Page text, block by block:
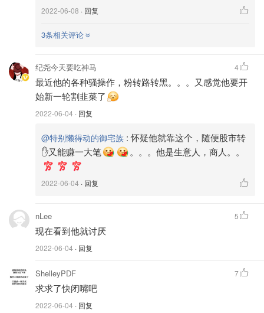
2022-06-08 · 回复
3条相关评论
纪尧今天要吃神马
最近他的各种骚操作，粉转路转黑。。。又感觉他要开
始新一轮割韭菜了
2022-06-04 · 回复
4
@特别懒得动的御宅族 :怀疑他就靠这个，随便股市转
✋又能赚一大笔
。。。他是生意人，商人。。
2022-06-04 · 回复
nLee
现在看到他就讨厌
2022-06-04 · 回复
5
ShelleyPDF
求求了快闭嘴吧
2022-06-04 · 回复
7